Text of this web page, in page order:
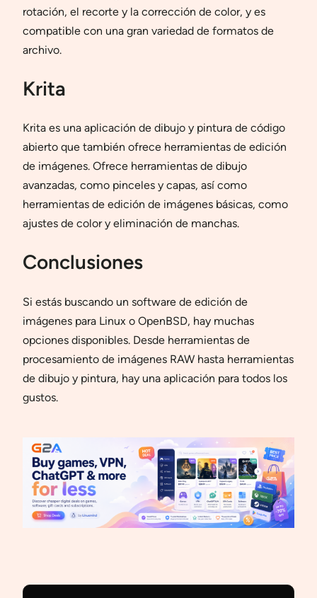
rotación, el recorte y la corrección de color, y es
compatible con una gran variedad de formatos de
archivo.
Krita
Krita es una aplicación de dibujo y pintura de código
abierto que también ofrece herramientas de edición
de imágenes. Ofrece herramientas de dibujo
avanzadas, como pinceles y capas, así como
herramientas de edición de imágenes básicas, como
ajustes de color y eliminación de manchas.
Conclusiones
Si estás buscando un software de edición de
imágenes para Linux o OpenBSD, hay muchas
opciones disponibles. Desde herramientas de
procesamiento de imágenes RAW hasta herramientas
de dibujo y pintura, hay una aplicación para todos los
gustos.